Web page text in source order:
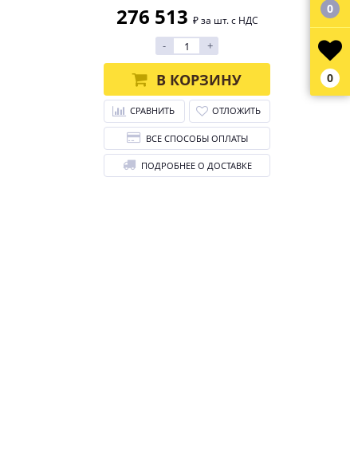
276 513 ₽ за шт. с НДС
- +
В КОРЗИНУ
СРАВНИТЬ ОТЛОЖИТЬ
ВСЕ СПОСОБЫ ОПЛАТЫ
ПОДРОБНЕЕ О ДОСТАВКЕ
0
0